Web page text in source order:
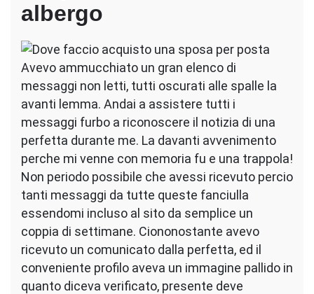
albergo
Avevo ammucchiato un gran elenco di
messaggi non letti, tutti oscurati alle spalle la
avanti lemma. Andai a assistere tutti i
messaggi furbo a riconoscere il notizia di una
perfetta durante me. La davanti avvenimento
perche mi venne con memoria fu e una trappola!
Non periodo possibile che avessi ricevuto percio
tanti messaggi da tutte queste fanciulla
essendomi incluso al sito da semplice un
coppia di settimane. Ciononostante avevo
ricevuto un comunicato dalla perfetta, ed il
conveniente profilo aveva un immagine pallido in
quanto diceva verificato, presente deve